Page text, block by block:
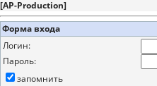
[AP-Production]
Форма входа
Логин:
Пароль:
запомнить